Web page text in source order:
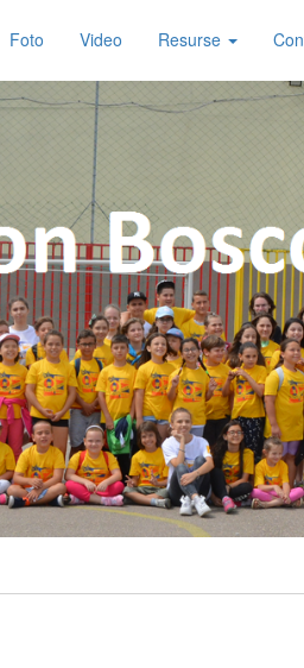
Foto Video Resurse